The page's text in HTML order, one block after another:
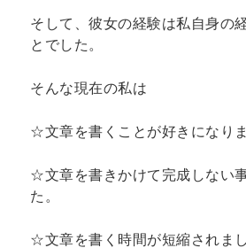
そして、彼女の経験は私自身の
とでした。
そんな現在の私は
☆文章を書くことが好きになりま
☆文章を書きかけて完成しない
た。
☆文章を書く時間が短縮されまし